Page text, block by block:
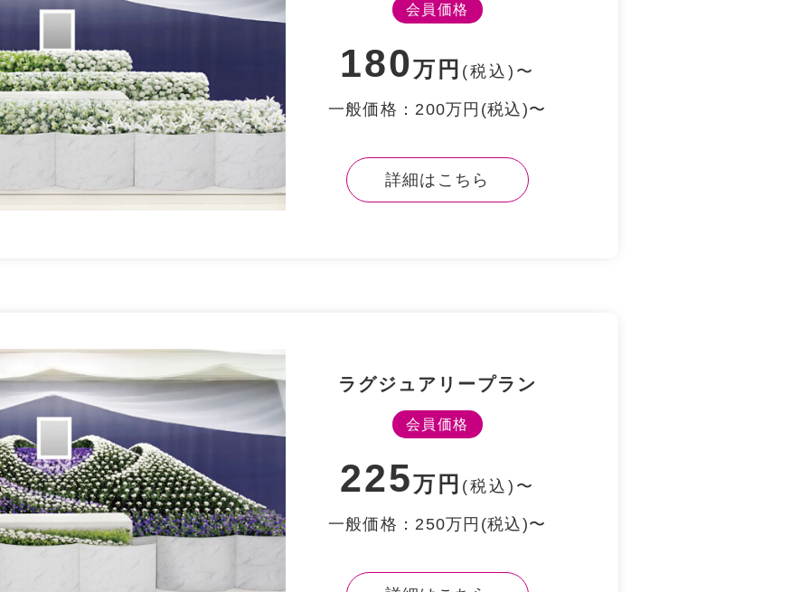
会員価格
180万円 (税込)〜
⼀般価格：200万円(税込)〜
詳細はこちら
ラグジュアリープラン
会員価格
225万円 (税込)〜
⼀般価格：250万円(税込)〜